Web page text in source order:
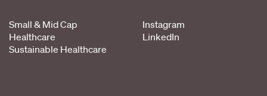
Small & Mid Cap
Healthcare
Sustainable Healthcare
Instagram
LinkedIn